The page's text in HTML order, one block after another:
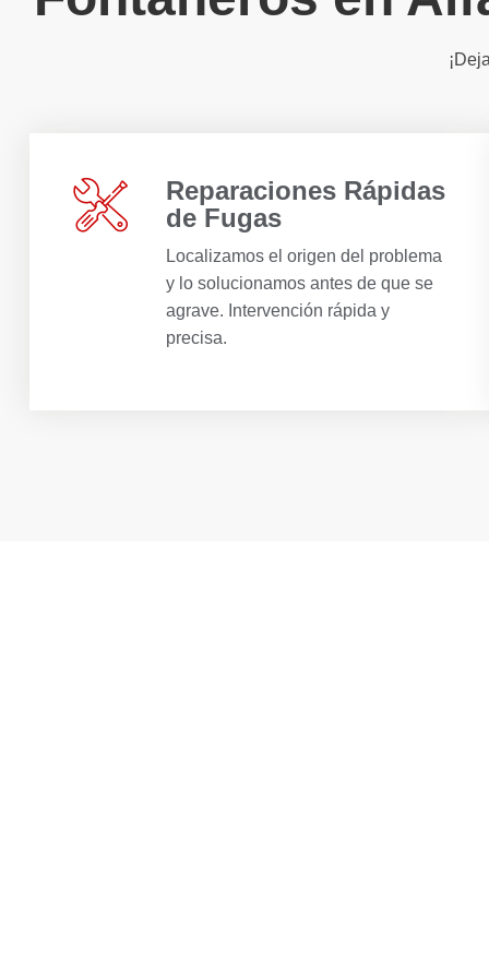
Reparaciones Rápidas
de Fugas
Localizamos el origen del problema
y lo solucionamos antes de que se
agrave. Intervención rápida y
precisa.